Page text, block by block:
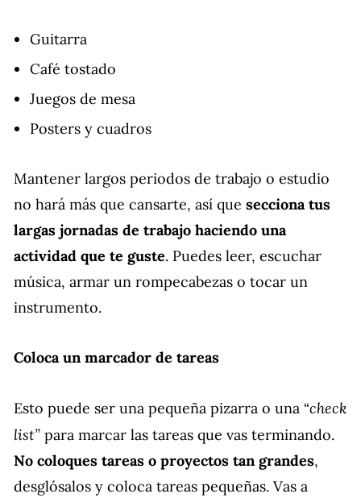
Guitarra
Café tostado
Juegos de mesa
Posters y cuadros
Mantener largos periodos de trabajo o estudio
no hará más que cansarte, así que secciona tus
largas jornadas de trabajo haciendo una
actividad que te guste. Puedes leer, escuchar
música, armar un rompecabezas o tocar un
instrumento.
Coloca un marcador de tareas
Esto puede ser una pequeña pizarra o una “check
list” para marcar las tareas que vas terminando.
No coloques tareas o proyectos tan grandes,
desglósalos y coloca tareas pequeñas. Vas a